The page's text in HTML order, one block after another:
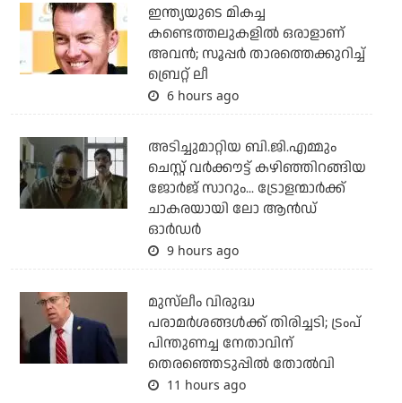
ഇന്ത്യയുടെ മികച്ച
കണ്ടെത്തലുകളില്‍ ഒരാളാണ്
അവന്‍; സൂപ്പര്‍ താരത്തെക്കുറിച്ച്
ബ്രെറ്റ് ലീ
6 hours ago
അടിച്ചുമാറ്റിയ ബി.ജി.എമ്മും
ചെസ്റ്റ് വര്‍ക്കൗട്ട് കഴിഞ്ഞിറങ്ങിയ
ജോര്‍ജ് സാറും... ട്രോളന്മാര്‍ക്ക്
ചാകരയായി ലോ ആന്‍ഡ്
ഓര്‍ഡര്‍
9 hours ago
മുസ്‌ലീം വിരുദ്ധ
പരാമര്‍ശങ്ങള്‍ക്ക് തിരിച്ചടി; ട്രംപ്
പിന്തുണച്ച നേതാവിന്
തെരഞ്ഞെടുപ്പില്‍ തോല്‍വി
11 hours ago